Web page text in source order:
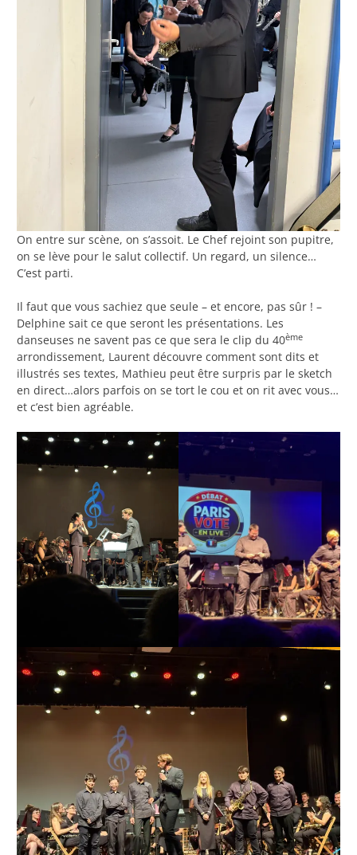
On entre sur scène, on s’assoit. Le Chef rejoint son pupitre,
on se lève pour le salut collectif. Un regard, un silence…
C’est parti.
Il faut que vous sachiez que seule – et encore, pas sûr ! –
Delphine sait ce que seront les présentations. Les
danseuses ne savent pas ce que sera le clip du 40ème
arrondissement, Laurent découvre comment sont dits et
illustrés ses textes, Mathieu peut être surpris par le sketch
en direct…alors parfois on se tort le cou et on rit avec vous…
et c’est bien agréable.